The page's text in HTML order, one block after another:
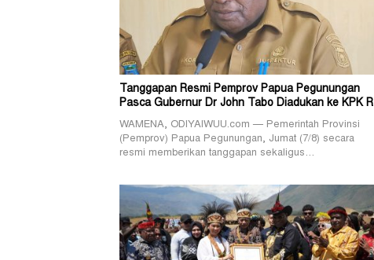
Tanggapan Resmi Pemprov Papua Pegunungan
Pasca Gubernur Dr John Tabo Diadukan ke KPK RI
WAMENA, ODIYAIWUU.com — Pemerintah Provinsi
(Pemprov) Papua Pegunungan, Jumat (7/8) secara
resmi memberikan tanggapan sekaligus…